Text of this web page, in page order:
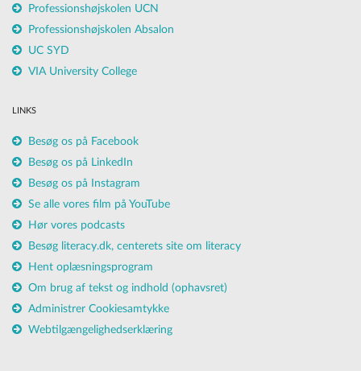
Professionshøjskolen UCN
Professionshøjskolen Absalon
UC SYD
VIA University College
LINKS
Besøg os på Facebook
Besøg os på LinkedIn
Besøg os på Instagram
Se alle vores film på YouTube
Hør vores podcasts
Besøg literacy.dk, centerets site om literacy
Hent oplæsningsprogram
Om brug af tekst og indhold (ophavsret)
Administrer Cookiesamtykke
Webtilgængelighedserklæring